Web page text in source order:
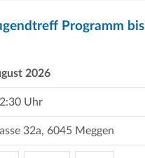
Programm bis
2026
Uhr
32a, 6045 Meggen